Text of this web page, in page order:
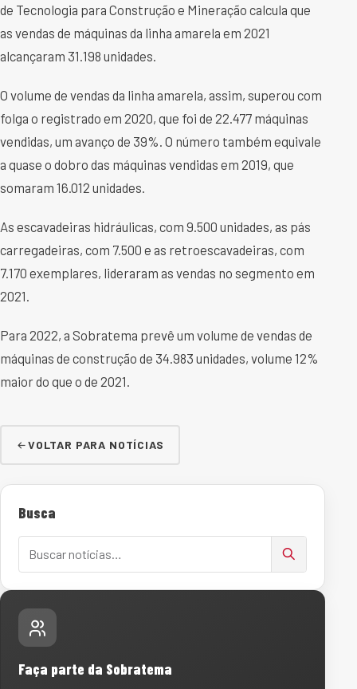
de Tecnologia para Construção e Mineração calcula que
as vendas de máquinas da linha amarela em 2021
alcançaram 31.198 unidades.
O volume de vendas da linha amarela, assim, superou com
folga o registrado em 2020, que foi de 22.477 máquinas
vendidas, um avanço de 39%. O número também equivale
a quase o dobro das máquinas vendidas em 2019, que
somaram 16.012 unidades.
As escavadeiras hidráulicas, com 9.500 unidades, as pás
carregadeiras, com 7.500 e as retroescavadeiras, com
7.170 exemplares, lideraram as vendas no segmento em
2021.
Para 2022, a Sobratema prevê um volume de vendas de
máquinas de construção de 34.983 unidades, volume 12%
maior do que o de 2021.
VOLTAR PARA NOTÍCIAS
Busca
Faça parte da Sobratema